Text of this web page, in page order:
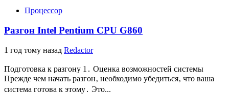
Процессор
Разгон Intel Pentium CPU G860
1 год тому назад Redactor
Подготовка к разгону 1․ Оценка возможностей системы
Прежде чем начать разгон‚ необходимо убедиться‚ что ваша
система готова к этому․ Это...